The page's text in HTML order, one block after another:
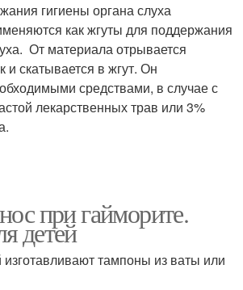
гигиены органа слуха
как жгуты для поддержания
От материала отрывается
и скатывается в жгут. Он
средствами, в случае с
лекарственных трав или 3%
при гайморите.
детей
тампоны из ваты или